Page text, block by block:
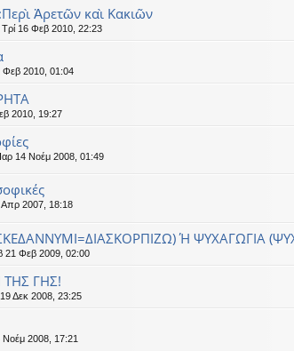
Ἀρετῶν καὶ Κακιῶν
Τρί 16 Φεβ 2010, 22:23
Φεβ 2010, 01:04
2010, 19:27
14 Νοέμ 2008, 01:49
Απρ 2007, 18:18
Ή ΨΥΧΑΓΩΓΙΑ
21 Φεβ 2009, 02:00
ΤΗΣ ΓΗΣ!
Δεκ 2008, 23:25
Νοέμ 2008, 17:21